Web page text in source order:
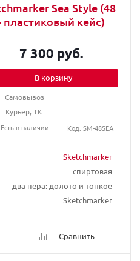
Sea Style (48
кейс)
Sketchmarker
спиртовая
два пера: долото и тонкое
Sketchmarker
Сравнить
7 300 руб.
В корзину
Самовывоз
Курьер, ТК
Есть в наличии
Код: SM-48SEA